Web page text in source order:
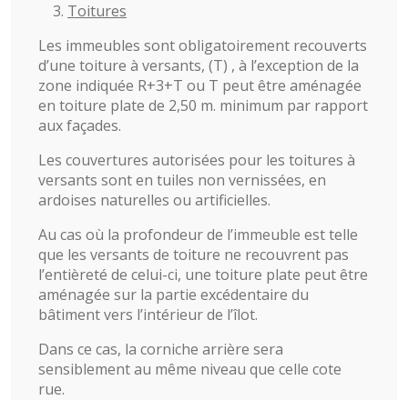
Toitures
Les immeubles sont obligatoirement recouverts
d’une toiture à versants, (T) , à l’exception de la
zone indiquée R+3+T ou T peut être aménagée
en toiture plate de 2,50 m. minimum par rapport
aux façades.
Les couvertures autorisées pour les toitures à
versants sont en tuiles non vernissées, en
ardoises naturelles ou artificielles.
Au cas où la profondeur de l’immeuble est telle
que les versants de toiture ne recouvrent pas
l’entièreté de celui-ci, une toiture plate peut être
aménagée sur la partie excédentaire du
bâtiment vers l’intérieur de l’îlot.
Dans ce cas, la corniche arrière sera
sensiblement au même niveau que celle cote
rue.